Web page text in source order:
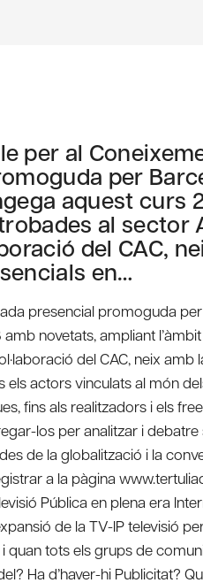
per al
per
aquest curs
al sector
del CAC,
en…
presencial promoguda
novetats, ampliant
del CAC, neix
els actors vinculats al món
fins als realitzadors i els
los per analitzar i
de la globalització i la
a la pàgina
Pública en plena era
de la TV-IP televisió
quan tots els grups de
Ha d’haver-hi Publicitat?